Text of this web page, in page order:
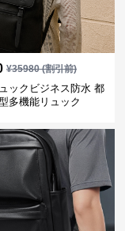
¥35980(割引前)
ックビジネス防水 都
多機能リュック